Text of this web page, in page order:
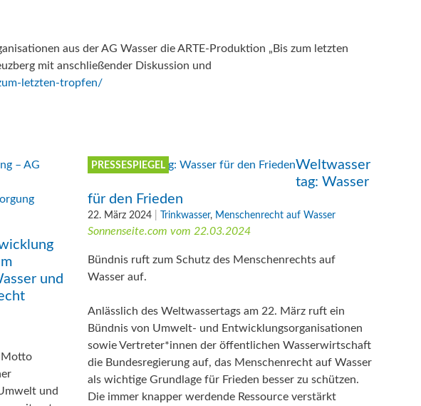
aus der AG Wasser die ARTE-Produktion „Bis zum letzten
mit anschließender Diskussion und
letzten-tropfen/
und
Motto
und
PRESSESPIEGEL
Weltwasser
tag: Wasser
für den Frieden
22. März 2024 Trinkwasser, Menschenrecht auf Wasser
Sonnenseite.com vom 22.03.2024
Bündnis ruft zum Schutz des Menschenrechts auf
Wasser auf.
Anlässlich des Weltwassertags am 22. März ruft ein
Bündnis von Umwelt- und Entwicklungsorganisationen
sowie Vertreter*innen der öffentlichen Wasserwirtschaft
die Bundesregierung auf, das Menschenrecht auf Wasser
als wichtige Grundlage für Frieden besser zu schützen.
Die immer knapper werdende Ressource verstärkt